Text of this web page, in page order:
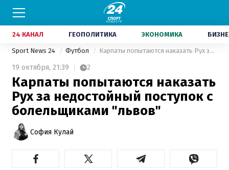
24 КАНАЛ ГЕОПОЛИТИКА ЭКОНОМИКА
Sport News 24 Футбол Карпаты попытаются наказать Рух за недостойный поступок с болельщиками "львов"
19 октября, 21:39 2
Карпаты попытаются наказать
Рух за недостойный поступок с
болельщиками "львов"
София Кулай